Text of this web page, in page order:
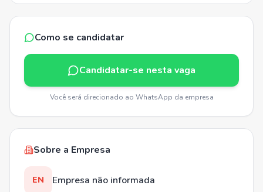
Como se candidatar
Candidatar-se nesta vaga
Você será direcionado ao WhatsApp da empresa
Sobre a Empresa
EN Empresa não informada